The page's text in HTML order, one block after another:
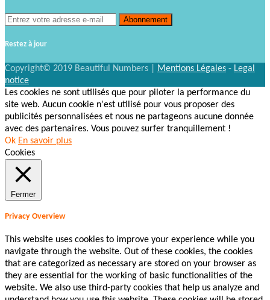
Restez à jour
Copyright© 2019 Beautiful Numbers | Mentions Légales - Legal
notice
Les cookies ne sont utilisés que pour piloter la performance du
site web. Aucun cookie n'est utilisé pour vous proposer des
publicités personnalisées et nous ne partageons aucune donnée
avec des partenaires. Vous pouvez surfer tranquillement !
Ok En savoir plus
Cookies
Fermer
Privacy Overview
This website uses cookies to improve your experience while you
navigate through the website. Out of these cookies, the cookies
that are categorized as necessary are stored on your browser as
they are essential for the working of basic functionalities of the
website. We also use third-party cookies that help us analyze and